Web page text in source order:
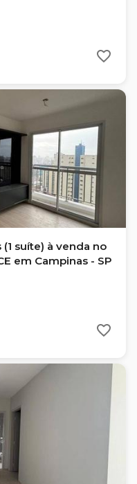
suíte) à venda no
em Campinas - SP